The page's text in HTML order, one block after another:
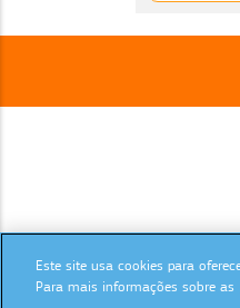
Este site usa cookies para
Para mais informações sobre as